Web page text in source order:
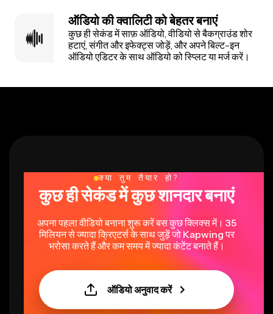
ऑडियो की क्वालिटी को बेहतर बनाएं
कुछ ही सेकंड में साफ़ ऑडियो, वीडियो से बैकग्राउंड शोर
हटाएं, संगीत और इफेक्ट्स जोड़ें, और अपने बिल्ट-इन
ऑडियो एडिटर के साथ ऑडियो को स्प्लिट या मर्ज करें।
क्या तुम तैयार हो?
कुछ ही सेकंड में कुछ शानदार बनाएं
अपना पहला वीडियो बनाना शुरू करें बस कुछ क्लिक्स में। 35
मिलियन से ज्यादा क्रिएटर्स के साथ जुड़ें जो Kapwing पर
भरोसा करते हैं और कम समय में ज्यादा कंटेंट बनाते हैं।
ऑडियो अनुवाद करें